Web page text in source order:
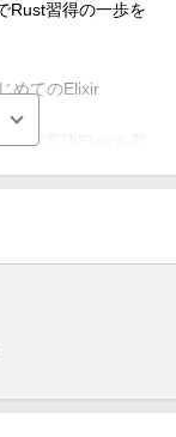
Rust習得の一歩を
めてのElixir
数型言語Elixirを取
拡張性に優れた開
それらを実感し
も通信の高速化